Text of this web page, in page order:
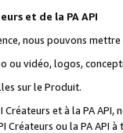
et de la PA API
nous pouvons
ou vidéo, logos,
sur le Produit.
Créateurs et à la PA
Créateurs ou la PA